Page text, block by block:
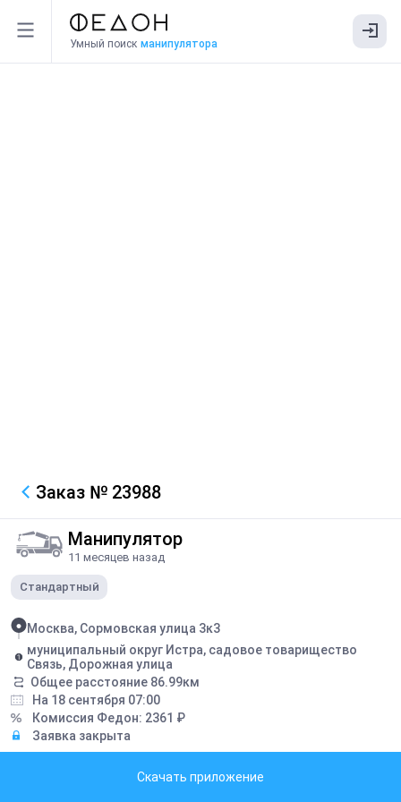
Умный поиск манипулятора
Заказ № 23988
Манипулятор
11 месяцев назад
Стандартный
Москва, Сормовская улица 3к3
муниципальный округ Истра, садовое товарищество
Связь, Дорожная улица
Общее расстояние 86.99км
На 18 сентября 07:00
Комиссия Федон: 2361 ₽
Заявка закрыта
Скачать приложение